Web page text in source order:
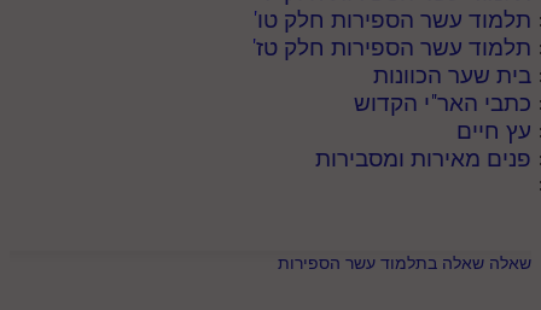
תלמוד עשר הספירות חלק טו'
תלמוד עשר הספירות חלק טז'
בית שער הכוונות
כתבי האר"י הקדוש
עץ חיים
פנים מאירות ומסבירות
שאלה שאלה בתלמוד עשר הספירות